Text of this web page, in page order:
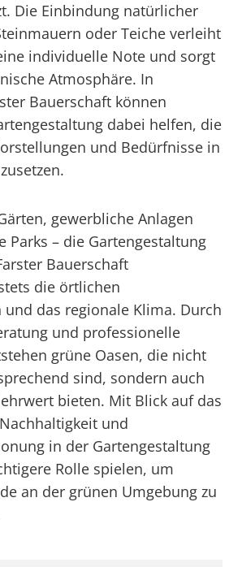
Die Einbindung natürlicher
oder Teiche verleiht
individuelle Note und sorgt
Atmosphäre. In
Bauerschaft können
dabei helfen, die
und Bedürfnisse in
gewerbliche Anlagen
Parks – die Gartengestaltung
Bauerschaft
die örtlichen
und das regionale Klima. Durch
und professionelle
grüne Oasen, die nicht
sind, sondern auch
bieten. Mit Blick auf das
und
in der Gartengestaltung
Rolle spielen, um
an der grünen Umgebung zu